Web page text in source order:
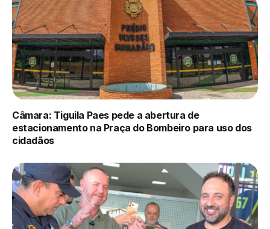
Câmara: Tiguila Paes pede a abertura de
estacionamento na Praça do Bombeiro para uso dos
cidadãos